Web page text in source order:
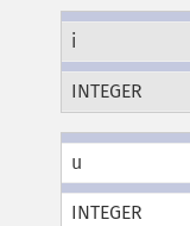
i
INTEGER
u
INTEGER